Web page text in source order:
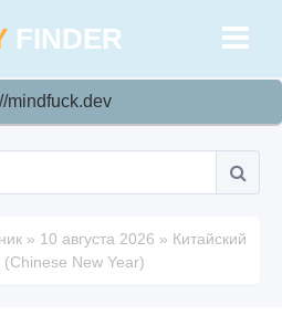
FINDER
mindfuck.dev
» 10 августа 2026 » Китайский
New Year)